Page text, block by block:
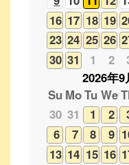
30 31 1 2 3 4
2026年9月
SuMo Tu WeTh Fr
30 31 1 2 3 4
6
7 8 10 11
16 17 18
20 21 22 23 24 25
27 28 29 30 1 2